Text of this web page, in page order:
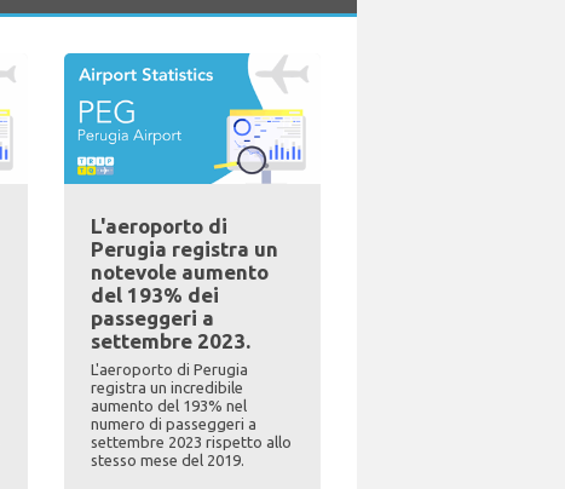
L'aeroporto di
Perugia registra un
notevole aumento
del 193% dei
passeggeri a
settembre 2023.
L'aeroporto di Perugia
registra un incredibile
aumento del 193% nel
numero di passeggeri a
settembre 2023 rispetto allo
stesso mese del 2019.